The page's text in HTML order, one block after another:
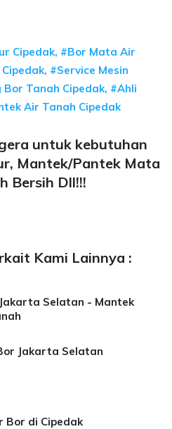
Cipedak, #Bor Mata Air
#Service Mesin
Tanah Cipedak, #Ahli
Air Tanah Cipedak
untuk kebutuhan
Mantek/Pantek Mata
Bersih Dll!!!
Kami Lainnya :
Selatan - Mantek
Jakarta Selatan
Bor di Cipedak